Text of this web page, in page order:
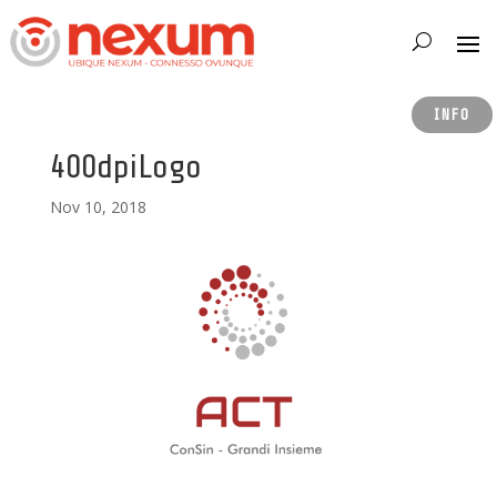
INFO
400dpiLogo
Nov 10, 2018